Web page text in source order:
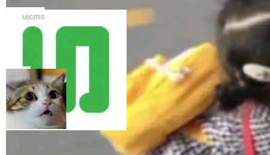
A，4–64 全并发档位、六大 benchmark 均取得
更高吞吐，较 AR 基线平均加速 1.98–2.40×(代
8%；平均接受长度较 DFlash +30%、约为 MT
P 的 1.6 倍。 D-cut 榨干高并发，线上真实流量
额外提升 +15.7%...
点管理与部署体验：页脚上方新增全站友情链接
栏，按类型分组下拉展示，图片类型链接支持展
时/每天/每周/每月），自定义模式支持 Quartz
表达式并即时校验合法性；新增友情链接类型，
支持按类型分组，并可配置文字/图片展示方式及
Logo 裁剪尺寸。 同时，新增定时任务功能，支
持定时执行 HTML 生成、全文索引及定时采集
（商业版）；增强数据采集稳定性，支持运行中
停止/暂停、增量采集去重及 HTTP 超时控制；
ujcms
月之暗面放出 Kimi K3 完整权重之后，社区的动
作比预想快——「在 M1 Max 上跑 Kimi K3」的
帖子今天登上了 Hacker News 首页。 具体来
看，这是一个名为「Deltafin」的小型研究项
目，支持在 Apple Silicon Mac 上本地运行 Kimi
K3（2.8 万亿参数）。 HN 讨论帖的评论两极分
化得很厉害。一边说「0.3 token 每秒，这东西
局